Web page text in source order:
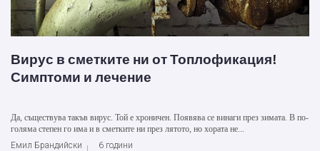
Вирус в сметките ни от Топлофикация!
Симптоми и лечение
Да, съществува такъв вирус. Той е хроничен. Появява се винаги през зимата. В по-
голяма степен го има и в сметките ни през лятото, но хората не...
Емил Брандийски
6 години